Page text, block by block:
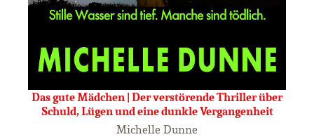
Das gute Mädchen | Der verstörende Thriller über
Schuld, Lügen und eine dunkle Vergangenheit
Michelle Dunne